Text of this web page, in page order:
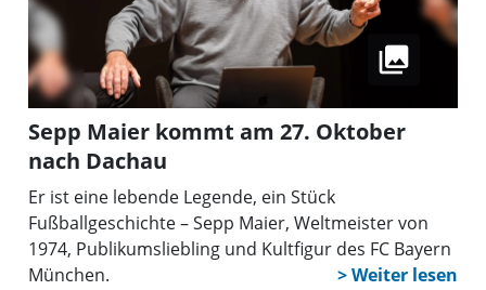
Sepp Maier kommt am 27. Oktober
nach Dachau
Er ist eine lebende Legende, ein Stück
Fußballgeschichte – Sepp Maier, Weltmeister von
1974, Publikumsliebling und Kultfigur des FC Bayern
München.